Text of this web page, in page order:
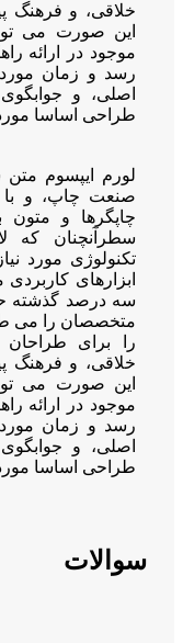
خلاقی، و فرهنگ
این صورت می
موجود در ارائه
رسد و زمان مورد
اصلی، و
طراحی اساسا مورد
لورم ایپسوم متن
صنعت چاپ، و با
چاپگرها و
سطرآنچنان که
تکنولوژی مورد
ابزارهای
سه درصد گذشته
متخصصان را می
را برای
خلاقی، و فرهنگ
این صورت می
موجود در ارائه
رسد و زمان مورد
اصلی، و
طراحی اساسا مورد
سوالات